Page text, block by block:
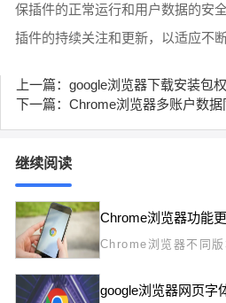
保插件的正常运行和用户数据的安
插件的持续关注和更新，以适应不
上一篇：google浏览器下载安装包
下一篇：Chrome浏览器多账户数
继续阅读
Chrome浏览器不同
操作体验。文章通过
显，并分享体验。